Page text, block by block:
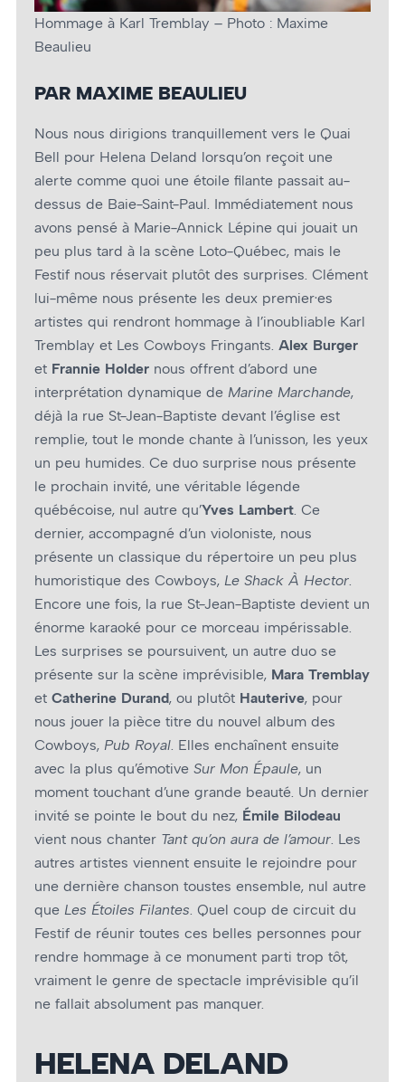
Hommage à Karl Tremblay – Photo : Maxime
Beaulieu
PAR MAXIME BEAULIEU
Nous nous dirigions tranquillement vers le Quai
Bell pour Helena Deland lorsqu’on reçoit une
alerte comme quoi une étoile filante passait au-
dessus de Baie-Saint-Paul. Immédiatement nous
avons pensé à Marie-Annick Lépine qui jouait un
peu plus tard à la scène Loto-Québec, mais le
Festif nous réservait plutôt des surprises. Clément
lui-même nous présente les deux premier·es
artistes qui rendront hommage à l’inoubliable Karl
Tremblay et Les Cowboys Fringants. Alex Burger
et Frannie Holder nous offrent d’abord une
interprétation dynamique de Marine Marchande,
déjà la rue St-Jean-Baptiste devant l’église est
remplie, tout le monde chante à l’unisson, les yeux
un peu humides. Ce duo surprise nous présente
le prochain invité, une véritable légende
québécoise, nul autre qu’Yves Lambert . Ce
dernier, accompagné d’un violoniste, nous
présente un classique du répertoire un peu plus
humoristique des Cowboys, Le Shack À Hector
Encore une fois, la rue St-Jean-Baptiste devient un
énorme karaoké pour ce morceau impérissable.
Les surprises se poursuivent, un autre duo se
présente sur la scène imprévisible, Mara Tremblay
et Catherine Durand, ou plutôt Hauterive, pour
nous jouer la pièce titre du nouvel album des
Cowboys, Pub Royal . Elles enchaînent ensuite
avec la plus qu’émotive Sur Mon Épaule, un
moment touchant d’une grande beauté. Un dernier
invité se pointe le bout du nez, Émile Bilodeau
vient nous chanter Tant qu’on aura de l’amour . Les
autres artistes viennent ensuite le rejoindre pour
une dernière chanson toustes ensemble, nul autre
que Les Étoiles Filantes . Quel coup de circuit du
Festif de réunir toutes ces belles personnes pour
rendre hommage à ce monument parti trop tôt,
vraiment le genre de spectacle imprévisible qu’il
ne fallait absolument pas manquer.
HELENA DELAND